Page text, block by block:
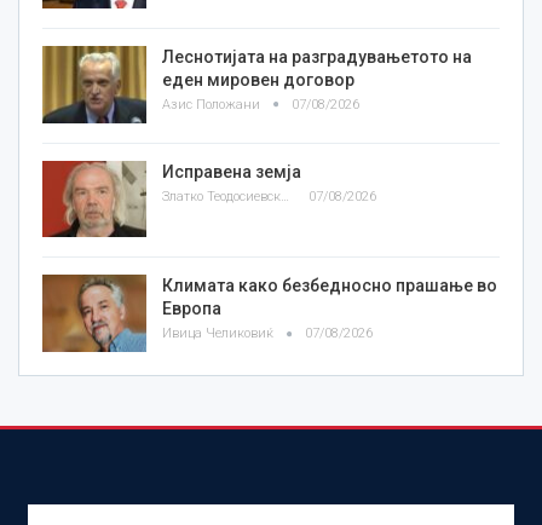
Леснотијата на разградувањетото на
еден мировен договор
Азис Положани 07/08/2026
Исправена земја
Златко Теодосиевски 07/08/2026
Климата како безбедносно прашање во
Европа
Ивица Челиковиќ 07/08/2026